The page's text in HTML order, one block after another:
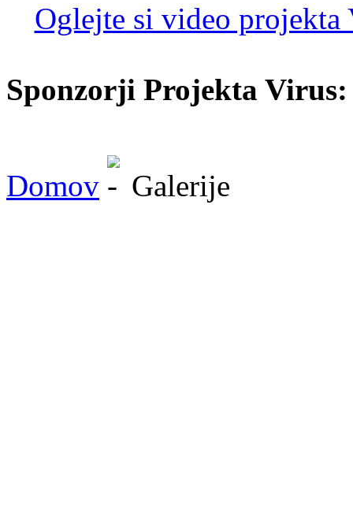
Oglejte si video projekta
Sponzorji Projekta Virus:
Domov Galerije